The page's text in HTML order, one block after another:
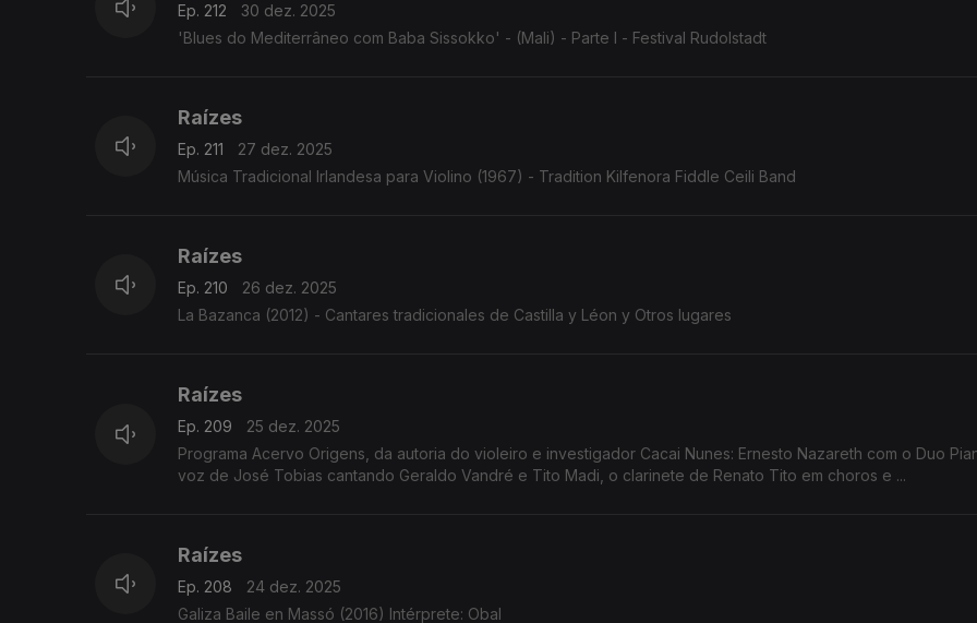
Ep. 212
30 dez. 2025
'Blues do Mediterrâneo com Baba Sissokko' - (Mali) - Parte I - Festival Rudolstadt
Raízes
Ep. 211
27 dez. 2025
Música Tradicional Irlandesa para Violino (1967) - Tradition Kilfenora Fiddle Ceili Band
Raízes
Ep. 210
26 dez. 2025
La Bazanca (2012) - Cantares tradicionales de Castilla y Léon y Otros lugares
Raízes
Ep. 209
25 dez. 2025
Programa Acervo Origens, da autoria do violeiro e investigador Cacai Nunes: Ernesto Nazareth com o Duo Pianístico, a
voz de José Tobias cantando Geraldo Vandré e Tito Madi, o clarinete de Renato Tito em choros e ...
Raízes
Ep. 208
24 dez. 2025
Galiza Baile en Massó (2016) Intérprete: Obal